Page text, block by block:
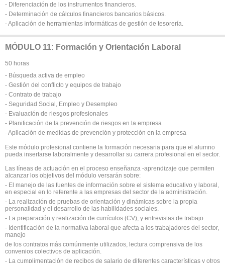
- Diferenciación de los instrumentos financieros.
- Determinación de cálculos financieros bancarios básicos.
- Aplicación de herramientas informáticas de gestión de tesorería.
MÓDULO 11: Formación y Orientación Laboral
50 horas
- Búsqueda activa de empleo
- Gestión del conflicto y equipos de trabajo
- Contrato de trabajo
- Seguridad Social, Empleo y Desempleo
- Evaluación de riesgos profesionales
- Planificación de la prevención de riesgos en la empresa
- Aplicación de medidas de prevención y protección en la empresa
Este módulo profesional contiene la formación necesaria para que el alumno
pueda insertarse laboralmente y desarrollar su carrera profesional en el sector.
Las líneas de actuación en el proceso enseñanza -aprendizaje que permiten
alcanzar los objetivos del módulo versarán sobre:
- El manejo de las fuentes de información sobre el sistema educativo y laboral,
en especial en lo referente a las empresas del sector de la administración.
- La realización de pruebas de orientación y dinámicas sobre la propia
personalidad y el desarrollo de las habilidades sociales.
- La preparación y realización de currículos (CV), y entrevistas de trabajo.
- Identificación de la normativa laboral que afecta a los trabajadores del sector,
manejo
de los contratos más comúnmente utilizados, lectura comprensiva de los
convenios colectivos de aplicación.
- La cumplimentación de recibos de salario de diferentes características y otros